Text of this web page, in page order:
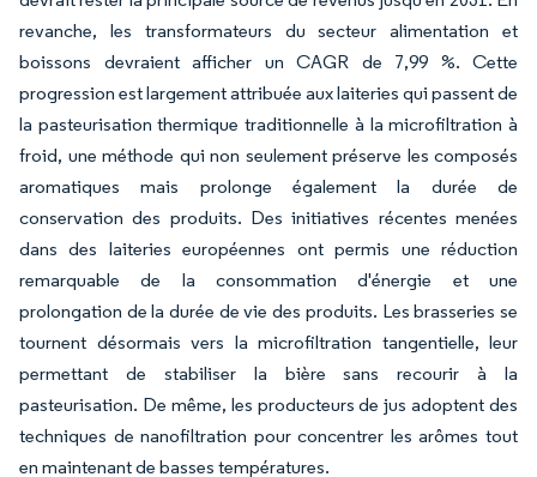
revanche, les transformateurs du secteur alimentation et
boissons devraient afficher un CAGR de 7,99 %. Cette
progression est largement attribuée aux laiteries qui passent de
la pasteurisation thermique traditionnelle à la microfiltration à
froid, une méthode qui non seulement préserve les composés
aromatiques mais prolonge également la durée de
conservation des produits. Des initiatives récentes menées
dans des laiteries européennes ont permis une réduction
remarquable de la consommation d'énergie et une
prolongation de la durée de vie des produits. Les brasseries se
tournent désormais vers la microfiltration tangentielle, leur
permettant de stabiliser la bière sans recourir à la
pasteurisation. De même, les producteurs de jus adoptent des
techniques de nanofiltration pour concentrer les arômes tout
en maintenant de basses températures.